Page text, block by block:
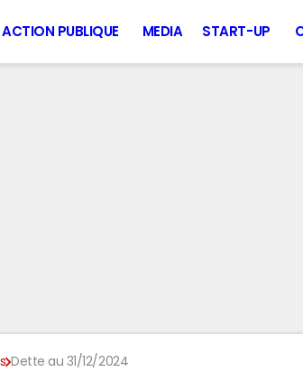
ACTION PUBLIQUE MEDIA START-UP
Dette au 31/12/2024